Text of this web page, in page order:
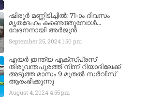
ഷിരൂർ മണ്ണിടിച്ചിൽ: 71-ാം ദിവസം
മൃതദേഹം കണ്ടെത്തുമ്പോൾ…
വേദനനായി അർജുൻ
September 25, 20241:50 pm
എയർ ഇന്ത്യ എക്​സ്​പ്രസ്​
തിരുവന്തപുരത്ത് നിന്ന്​ റിയാദിലേക്ക്
അടുത്ത മാസം 9 മുതൽ സർവീസ്
ആരംഭിക്കുന്നു
August 4, 20244:55 pm